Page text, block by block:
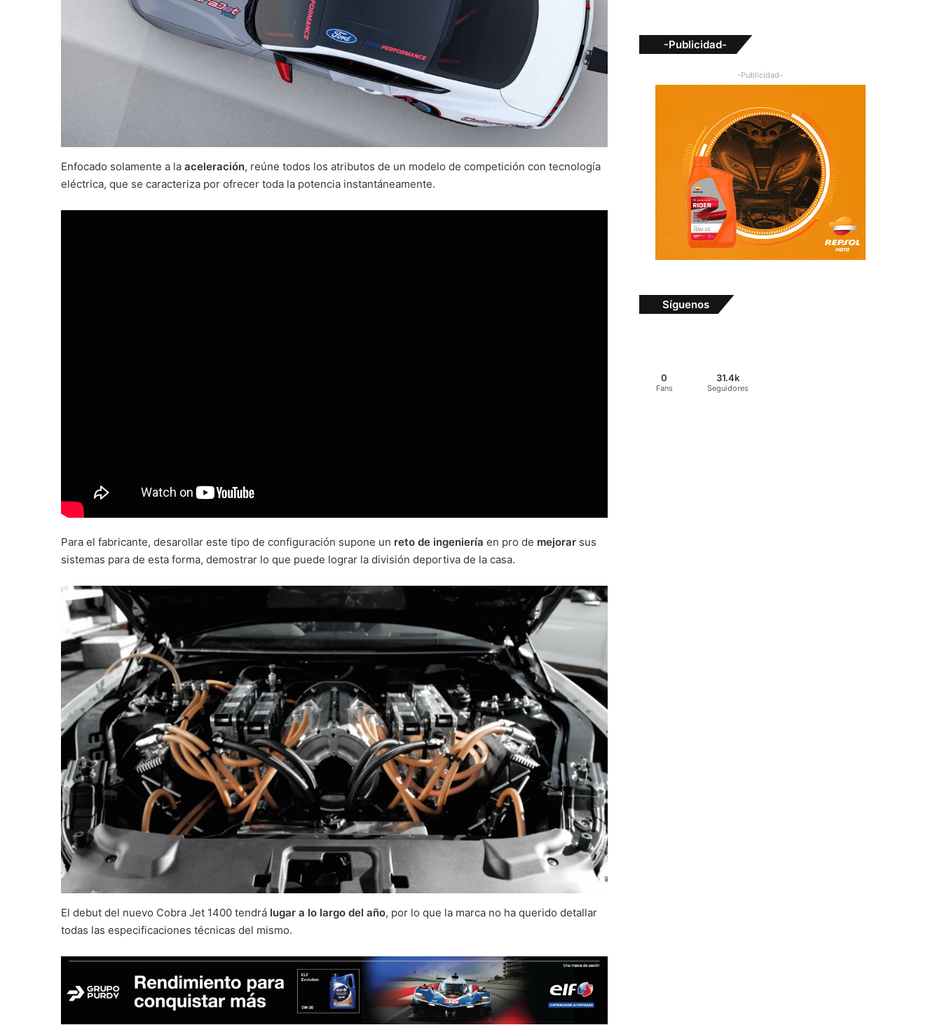
Enfocado solamente a la aceleración, reúne todos los atributos de un modelo de competición con tecnología
eléctrica, que se caracteriza por ofrecer toda la potencia instantáneamente.
Para el fabricante, desarollar este tipo de configuración supone un reto de ingeniería en pro de mejorar sus
sistemas para de esta forma, demostrar lo que puede lograr la división deportiva de la casa.
El debut del nuevo Cobra Jet 1400 tendrá lugar a lo largo del año, por lo que la marca no ha querido detallar
todas las especificaciones técnicas del mismo.
-Publicidad-
-Publicidad-
Síguenos
0
Fans
31.4k
Seguidores